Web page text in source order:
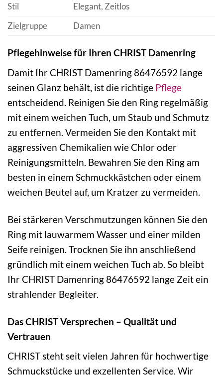
Stil
Elegant, Zeitlos
Zielgruppe
Damen
Pflegehinweise für Ihren CHRIST Damenring
Damit Ihr CHRIST Damenring 86476592 lange
seinen Glanz behält, ist die richtige Pflege
entscheidend. Reinigen Sie den Ring regelmäßig
mit einem weichen Tuch, um Staub und Schmutz
zu entfernen. Vermeiden Sie den Kontakt mit
aggressiven Chemikalien wie Chlor oder
Reinigungsmitteln. Bewahren Sie den Ring am
besten in einem Schmuckkästchen oder einem
weichen Beutel auf, um Kratzer zu vermeiden.
Bei stärkeren Verschmutzungen können Sie den
Ring mit lauwarmem Wasser und einer milden
Seife reinigen. Trocknen Sie ihn anschließend
gründlich mit einem weichen Tuch ab. So bleibt
Ihr CHRIST Damenring 86476592 lange Zeit ein
strahlender Begleiter.
Das CHRIST Versprechen – Qualität und
Vertrauen
CHRIST steht seit vielen Jahren für hochwertige
Schmuckstücke und exzellenten Service. Wir